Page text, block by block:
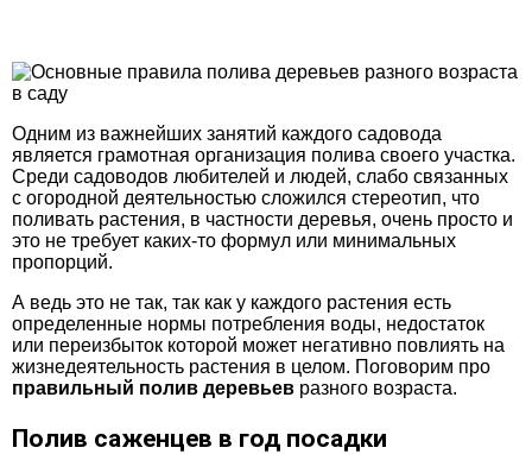
Одним из важнейших занятий каждого садовода
является грамотная организация полива своего участка.
Среди садоводов любителей и людей, слабо связанных
с огородной деятельностью сложился стереотип, что
поливать растения, в частности деревья, очень просто и
это не требует каких-то формул или минимальных
пропорций.
А ведь это не так, так как у каждого растения есть
определенные нормы потребления воды, недостаток
или переизбыток которой может негативно повлиять на
жизнедеятельность растения в целом. Поговорим про
правильный полив деревьев разного возраста.
Полив саженцев в год посадки